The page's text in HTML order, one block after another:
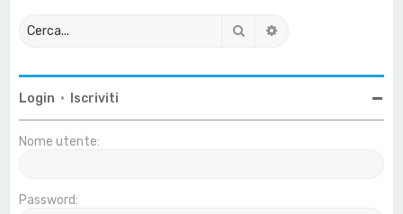
Cerca
Login • Iscriviti
Nome utente:
Password: